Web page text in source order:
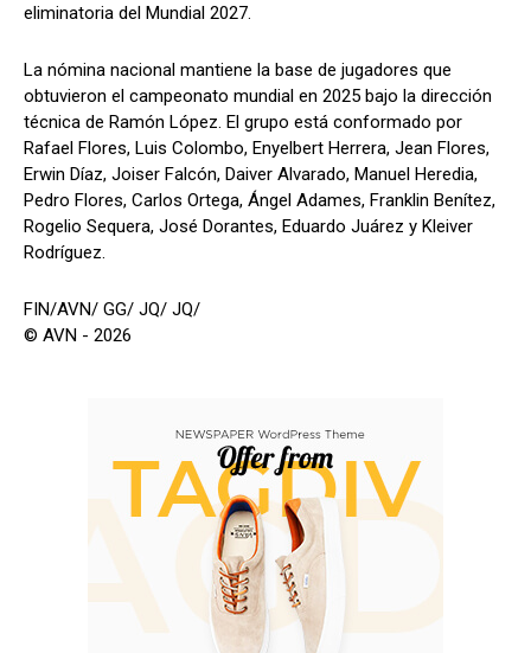
eliminatoria del Mundial 2027.
La nómina nacional mantiene la base de jugadores que
obtuvieron el campeonato mundial en 2025 bajo la dirección
técnica de Ramón López. El grupo está conformado por
Rafael Flores, Luis Colombo, Enyelbert Herrera, Jean Flores,
Erwin Díaz, Joiser Falcón, Daiver Alvarado, Manuel Heredia,
Pedro Flores, Carlos Ortega, Ángel Adames, Franklin Benítez,
Rogelio Sequera, José Dorantes, Eduardo Juárez y Kleiver
Rodríguez.
FIN/AVN/ GG/ JQ/ JQ/
© AVN - 2026